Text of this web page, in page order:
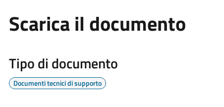
Scarica il documento
Tipo di documento
Documenti tecnici di supporto